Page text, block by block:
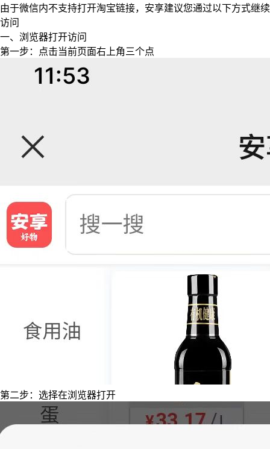
由于微信内不支持打开淘宝链接，安享建议您通过以下方式继续
访问
一、浏览器打开访问
第一步：点击当前页面右上角三个点
第二步：选择在浏览器打开